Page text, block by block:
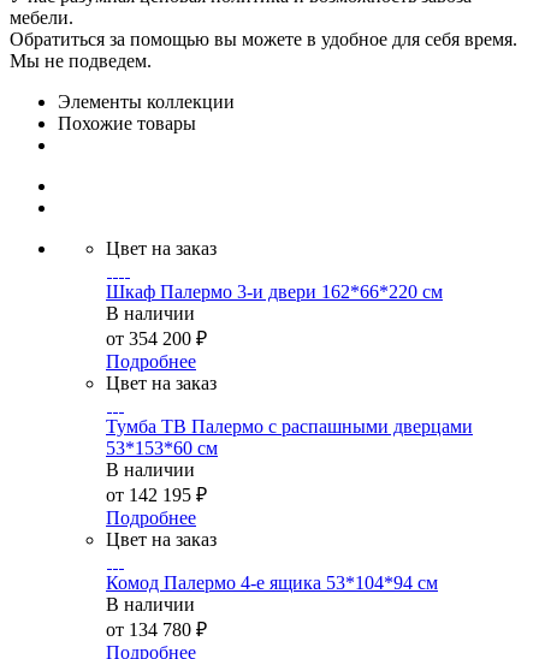
мебели.
Обратиться за помощью вы можете в удобное для себя время.
Мы не подведем.
Элементы коллекции
Похожие товары
Цвет на заказ
Шкаф Палермо 3-и двери 162*66*220 см
В наличии
от 354 200 ₽
Подробнее
Цвет на заказ
Тумба ТВ Палермо с распашными дверцами
53*153*60 см
В наличии
от 142 195 ₽
Подробнее
Цвет на заказ
Комод Палермо 4-е ящика 53*104*94 см
В наличии
от 134 780 ₽
Подробнее